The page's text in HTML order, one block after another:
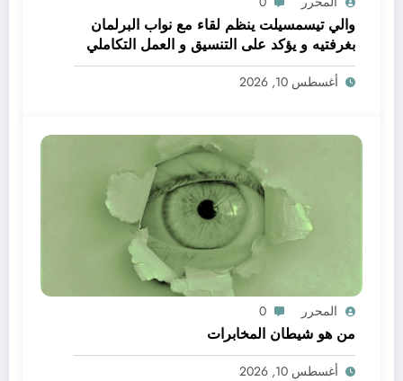
والي تيسمسيلت ينظم لقاء مع نواب البرلمان
بغرفتيه و يؤكد على التنسيق و العمل التكاملي
خدمة للتنمية و المواطن
أغسطس 10, 2026
المحرر 0
من هو شيطان المخابرات
أغسطس 10, 2026